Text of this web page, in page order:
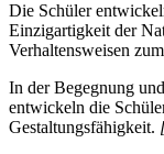
Die Schüler
Einzigartigkeit der
Verhaltensweisen
In der Begegnung
entwickeln die
Gestaltungsfähigkeit.